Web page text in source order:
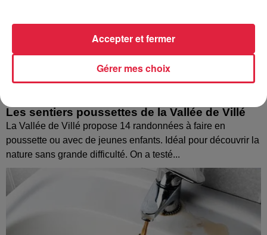
Les sentiers poussettes de la Vallée de Villé
La Vallée de Villé propose 14 randonnées à faire en
poussette ou avec de jeunes enfants. Idéal pour découvrir la
nature sans grande difficulté. On a testé...
Gérer mes choix
Accepter et fermer